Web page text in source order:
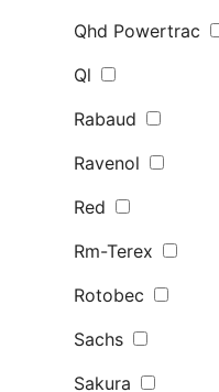
Qhd Powertrac
Ql
Rabaud
Ravenol
Red
Rm-Terex
Rotobec
Sachs
Sakura